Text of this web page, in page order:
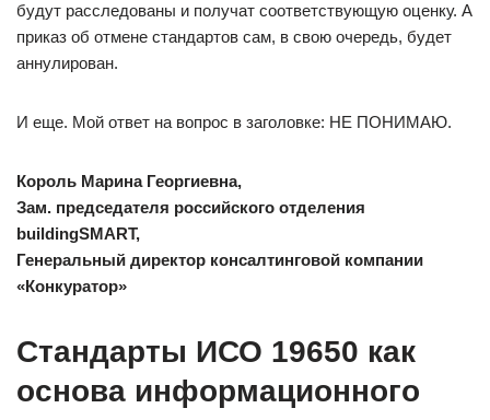
будут расследованы и получат соответствующую оценку. А
приказ об отмене стандартов сам, в свою очередь, будет
аннулирован.
И еще. Мой ответ на вопрос в заголовке: НЕ ПОНИМАЮ.
Король Марина Георгиевна,
Зам. председателя российского отделения
buildingSMART,
Генеральный директор консалтинговой компании
«Конкуратор»
Стандарты ИСО 19650 как
основа информационного